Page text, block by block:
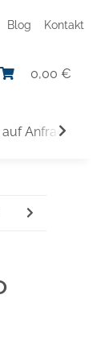
Blog Kontakt
0,00 €
Anfrage